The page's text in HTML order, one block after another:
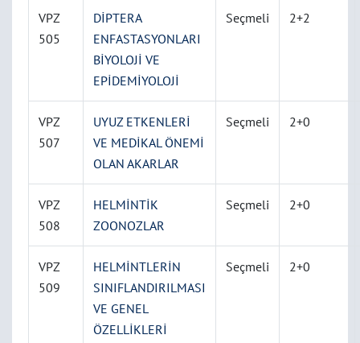
VPZ
505
DİPTERA
ENFASTASYONLARI
BİYOLOJİ VE
EPİDEMİYOLOJİ
Seçmeli 2+2
VPZ
507
UYUZ ETKENLERİ
VE MEDİKAL ÖNEMİ
OLAN AKARLAR
Seçmeli 2+0
VPZ
508
HELMİNTİK
ZOONOZLAR
Seçmeli 2+0
VPZ
509
HELMİNTLERİN
SINIFLANDIRILMASI
VE GENEL
ÖZELLİKLERİ
Seçmeli 2+0